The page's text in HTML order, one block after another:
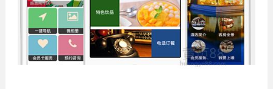
客
电商
网站
建设
制造
能源
化工
IT科
题
小
程
序